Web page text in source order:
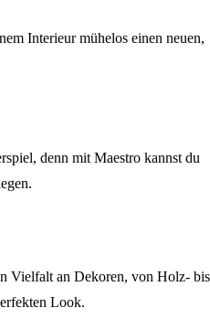
Interieur mühelos einen neuen,
denn mit Maestro kannst du
Vielfalt an Dekoren, von Holz- bis
Look.